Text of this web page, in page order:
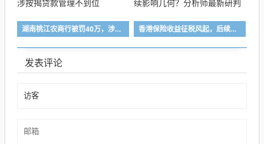
湖南桃江农商行被罚40万，涉按揭贷款管理不到位 香港保险收益征税风起，后续影响几何？分析师最新研判
发表评论